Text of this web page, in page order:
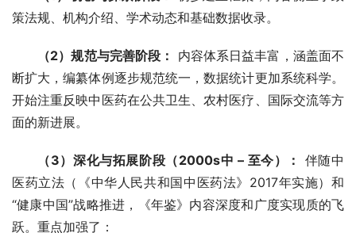
策法规、机构介绍、学术动态和基础数据收录。
（2）规范与完善阶段：
内容体系日益丰富，涵盖面不
断扩大，编纂体例逐步规范统一，数据统计更加系统科学。
开始注重反映中医药在公共卫生、农村医疗、国际交流等方
面的新进展。
（3）深化与拓展阶段（2000s中 – 至今）：
伴随中
医药立法（《中华人民共和国中医药法》2017年实施）和
“健康中国”战略推进，《年鉴》内容深度和广度实现质的飞
跃。重点加强了：